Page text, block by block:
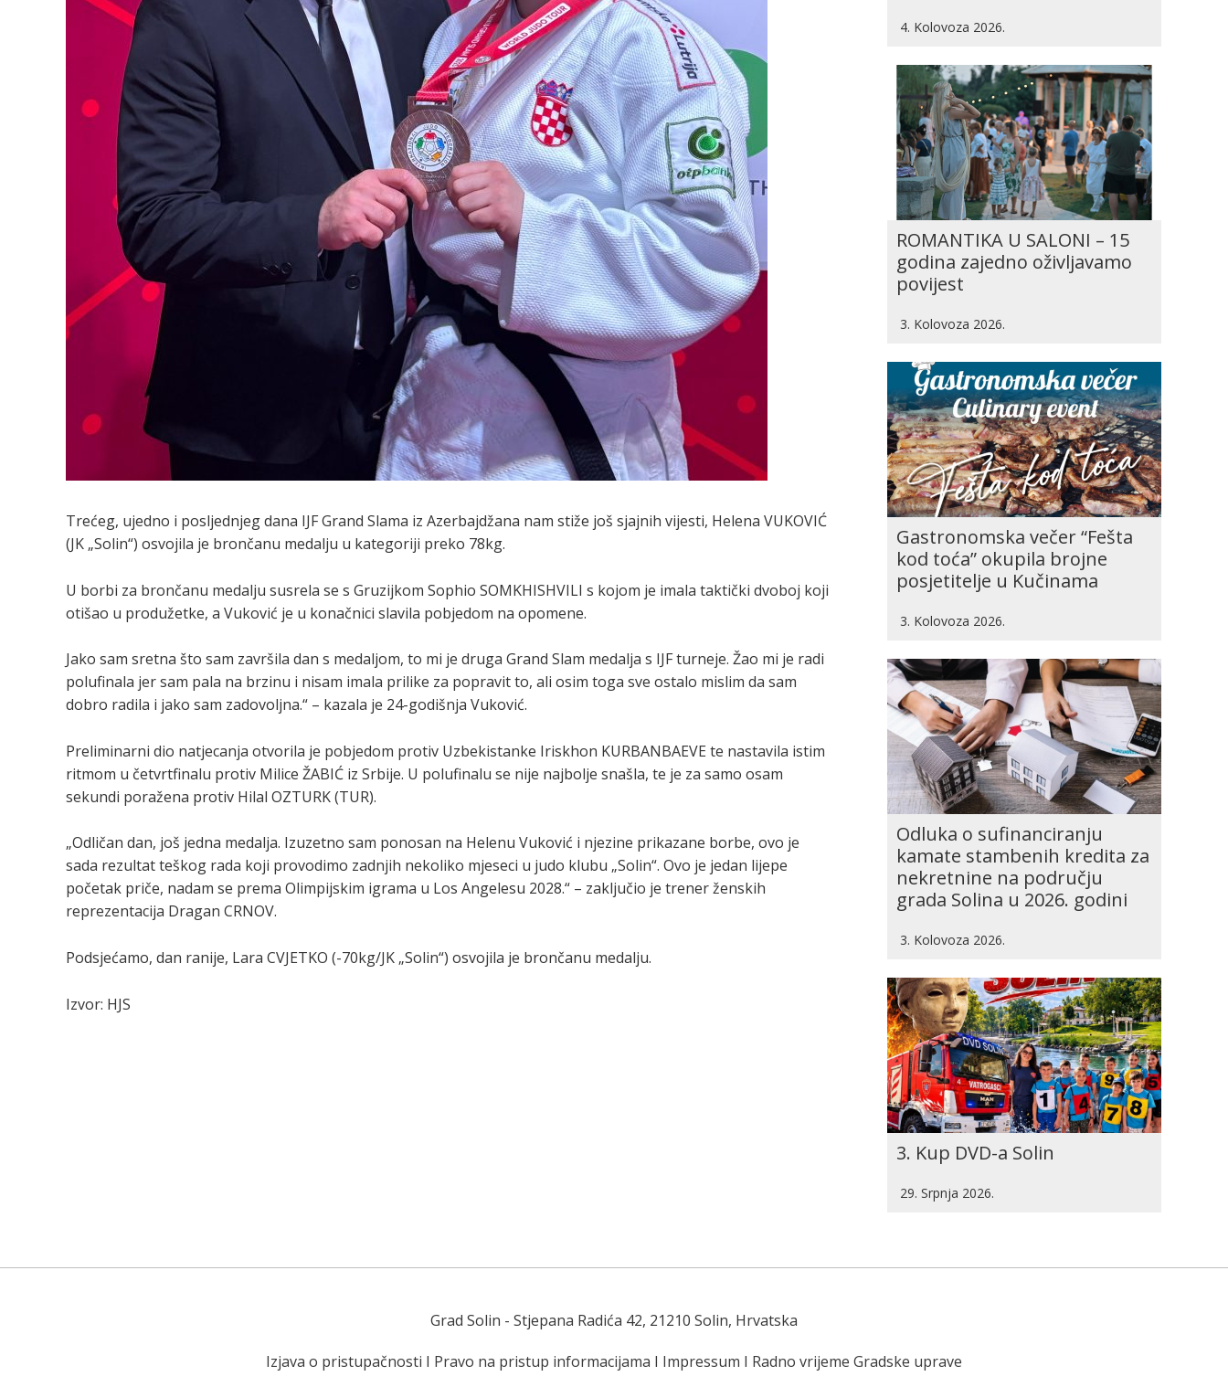
Trećeg, ujedno i posljednjeg dana IJF Grand Slama iz Azerbajdžana nam stiže još sjajnih vijesti, Helena VUKOVIĆ
(JK „Solin“) osvojila je brončanu medalju u kategoriji preko 78kg.
U borbi za brončanu medalju susrela se s Gruzijkom Sophio SOMKHISHVILI s kojom je imala taktički dvoboj koji
otišao u produžetke, a Vuković je u konačnici slavila pobjedom na opomene.
Jako sam sretna što sam završila dan s medaljom, to mi je druga Grand Slam medalja s IJF turneje. Žao mi je radi
polufinala jer sam pala na brzinu i nisam imala prilike za popravit to, ali osim toga sve ostalo mislim da sam
dobro radila i jako sam zadovoljna.“ – kazala je 24-godišnja Vuković.
Preliminarni dio natjecanja otvorila je pobjedom protiv Uzbekistanke Iriskhon KURBANBAEVE te nastavila istim
ritmom u četvrtfinalu protiv Milice ŽABIĆ iz Srbije. U polufinalu se nije najbolje snašla, te je za samo osam
sekundi poražena protiv Hilal OZTURK (TUR).
„Odličan dan, još jedna medalja. Izuzetno sam ponosan na Helenu Vuković i njezine prikazane borbe, ovo je
sada rezultat teškog rada koji provodimo zadnjih nekoliko mjeseci u judo klubu „Solin“. Ovo je jedan lijepe
početak priče, nadam se prema Olimpijskim igrama u Los Angelesu 2028.“ – zaključio je trener ženskih
reprezentacija Dragan CRNOV.
Podsjećamo, dan ranije, Lara CVJETKO (-70kg/JK „Solin“) osvojila je brončanu medalju.
Izvor: HJS
4. Kolovoza 2026.
ROMANTIKA U SALONI – 15
godina zajedno oživljavamo
povijest
3. Kolovoza 2026.
Gastronomska večer “Fešta
kod toća” okupila brojne
posjetitelje u Kučinama
3. Kolovoza 2026.
Odluka o sufinanciranju
kamate stambenih kredita za
nekretnine na području
grada Solina u 2026. godini
3. Kolovoza 2026.
3. Kup DVD-a Solin
29. Srpnja 2026.
Grad Solin - Stjepana Radića 42, 21210 Solin, Hrvatska
Izjava o pristupačnosti I Pravo na pristup informacijama I Impressum I Radno vrijeme Gradske uprave